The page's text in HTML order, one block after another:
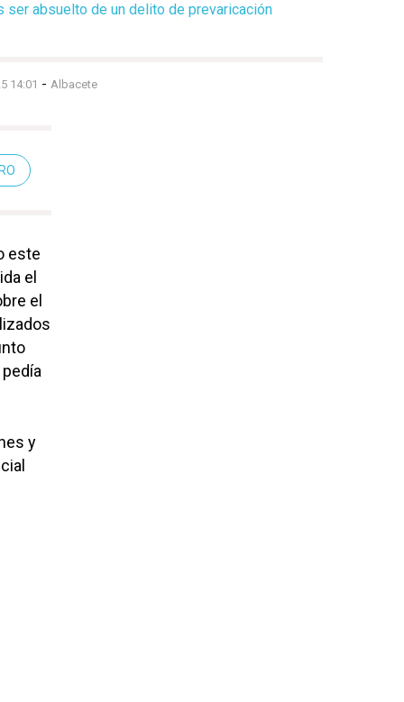
ser absuelto de un delito de prevaricación
14:01 - Albacete
este
el
el
y